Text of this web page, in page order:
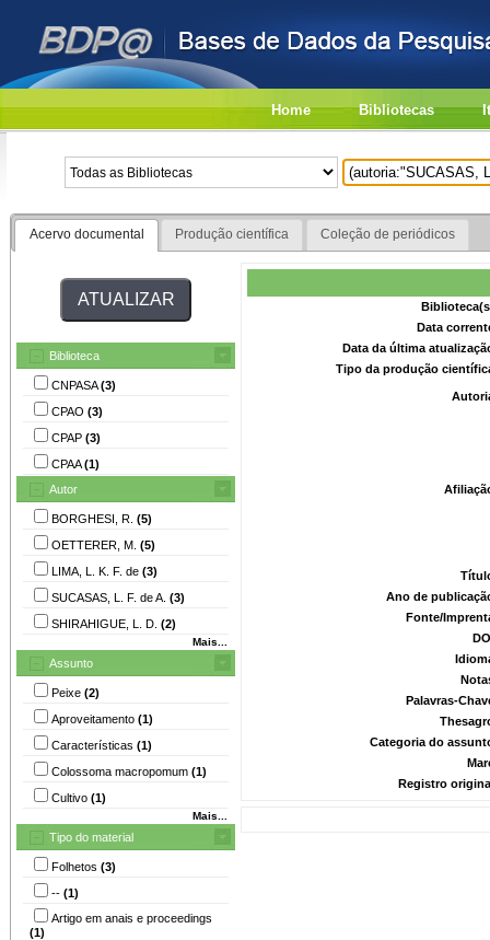
Home Bibliotecas
Acervo documental Produção científica Coleção de periódicos
Biblioteca
CNPASA(3)
CPAO (3)
CPAP (3)
CPAA(1)
Autor
BORGHESI, R. (5)
OETTERER, M. (5)
LIMA, L. K. F. de (3)
SUCASAS, L. F. de A. (3)
SHIRAHIGUE, L. D. (2)
Mais...
Assunto
Peixe (2)
Aproveitamento (1)
Características (1)
Colossoma macropomum (1)
Cultivo (1)
Mais...
Tipo do material
Folhetos (3)
-- (1)
Artigo em anais e proceedings
(1)
Data
Data da última
Tipo da produção
Ano de
Fonte/
Palavras-
Categoria do
Registro